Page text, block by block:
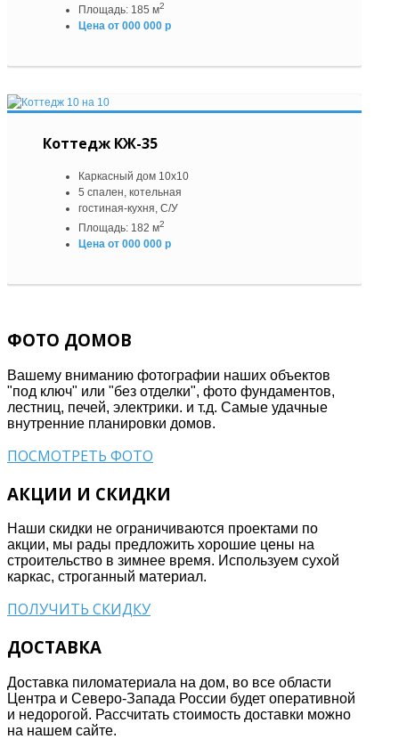
Площадь: 185 м2
Цена от 000 000 р
Коттедж КЖ-35
Каркасный дом 10х10
5 спален, котельная
гостиная-кухня, С/У
Площадь: 182 м2
Цена от 000 000 р
ФОТО ДОМОВ
Вашему вниманию фотографии наших объектов
"под ключ" или "без отделки", фото фундаментов,
лестниц, печей, электрики. и т.д. Самые удачные
внутренние планировки домов.
ПОСМОТРЕТЬ ФОТО
АКЦИИ И СКИДКИ
Наши скидки не ограничиваются проектами по
акции, мы рады предложить хорошие цены на
строительство в зимнее время. Используем сухой
каркас, строганный материал.
ПОЛУЧИТЬ СКИДКУ
ДОСТАВКА
Доставка пиломатериала на дом, во все области
Центра и Северо-Запада России будет оперативной
и недорогой. Рассчитать стоимость доставки можно
на нашем сайте.